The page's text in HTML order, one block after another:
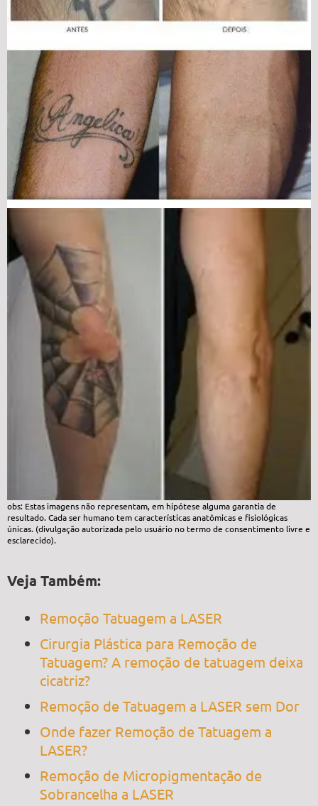
obs: Estas imagens não representam, em hipótese alguma garantia de
resultado. Cada ser humano tem características anatômicas e fisiológicas
únicas. (divulgação autorizada pelo usuário no termo de consentimento livre e
esclarecido).
Veja Também:
Remoção Tatuagem a LASER
Cirurgia Plástica para Remoção de
Tatuagem? A remoção de tatuagem deixa
cicatriz?
Remoção de Tatuagem a LASER sem Dor
Onde fazer Remoção de Tatuagem a
LASER?
Remoção de Micropigmentação de
Sobrancelha a LASER